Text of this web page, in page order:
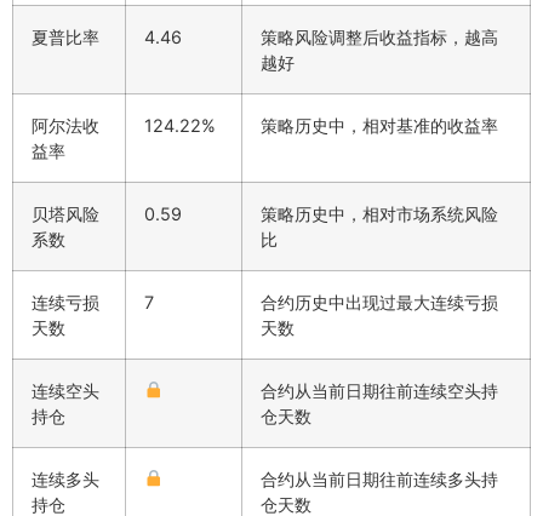
夏普比率 4.46
策略风险调整后收益指标，越高
越好
阿尔法收
益率
124.22% 策略历史中，相对基准的收益率
贝塔风险
系数
0.59
策略历史中，相对市场系统风险
比
连续亏损
天数
7
合约历史中出现过最大连续亏损
天数
连续空头
持仓
合约从当前日期往前连续空头持
仓天数
连续多头
持仓
合约从当前日期往前连续多头持
仓天数